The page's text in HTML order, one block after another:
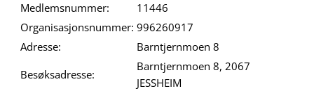
Medlemsnummer:
11446
Organisasjonsnummer: 996260917
Adresse:
Barntjernmoen 8
Besøksadresse:
Barntjernmoen 8, 2067
JESSHEIM